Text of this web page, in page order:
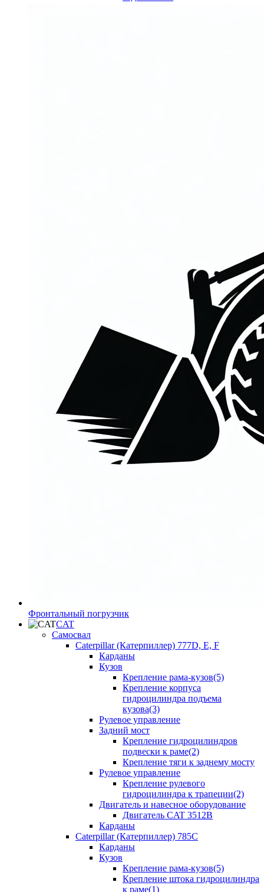
Фронтальный погрузчик
CAT
Самосвал
Caterpillar (Катерпиллер) 777D, E, F
Карданы
Кузов
Крепление рама-кузов(5)
Крепление корпуса
гидроцилиндра подъема
кузова(3)
Рулевое управление
Задний мост
Крепление гидроцилиндров
подвески к раме(2)
Крепление тяги к заднему мосту
Рулевое управление
Крепление рулевого
гидроцилиндра к трапеции(2)
Двигатель и навесное оборудование
Двигатель CAT 3512B
Карданы
Caterpillar (Катерпиллер) 785C
Карданы
Кузов
Крепление рама-кузов(5)
Крепление штока гидроцилиндра
к раме(1)